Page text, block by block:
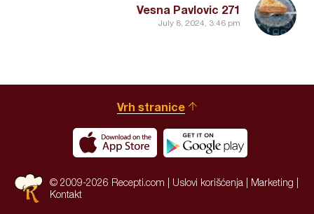
Vesna Pavlovic 271
July 8, 2024, 3:46 pm
Vrh stranice
© 2009-2026 Recepti.com | Uslovi korišćenja Marketing
Kontakt